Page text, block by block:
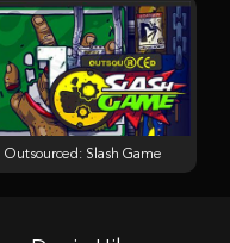
Outsourced: Slash Game